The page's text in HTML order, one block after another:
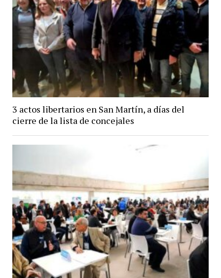
3 actos libertarios en San Martín, a días del
cierre de la lista de concejales